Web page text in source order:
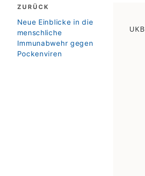
Beitragsnavigation
ZURÜCK
zurück
Neue Einblicke in die
menschliche
Immunabwehr gegen
Pockenviren
UKB